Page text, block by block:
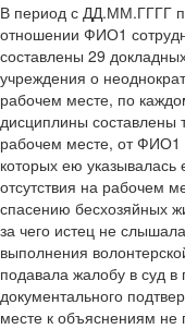
В период с ДД.ММ.ГГГГ
отношении ФИО1
составлены 29
учреждения о
рабочем месте, по
дисциплины составлены
рабочем месте, от ФИО1
которых ею указывалась
отсутствия на рабочем
спасению бесхозяйных
за чего истец не
выполнения
подавала жалобу в суд
документального
месте к объяснениям не